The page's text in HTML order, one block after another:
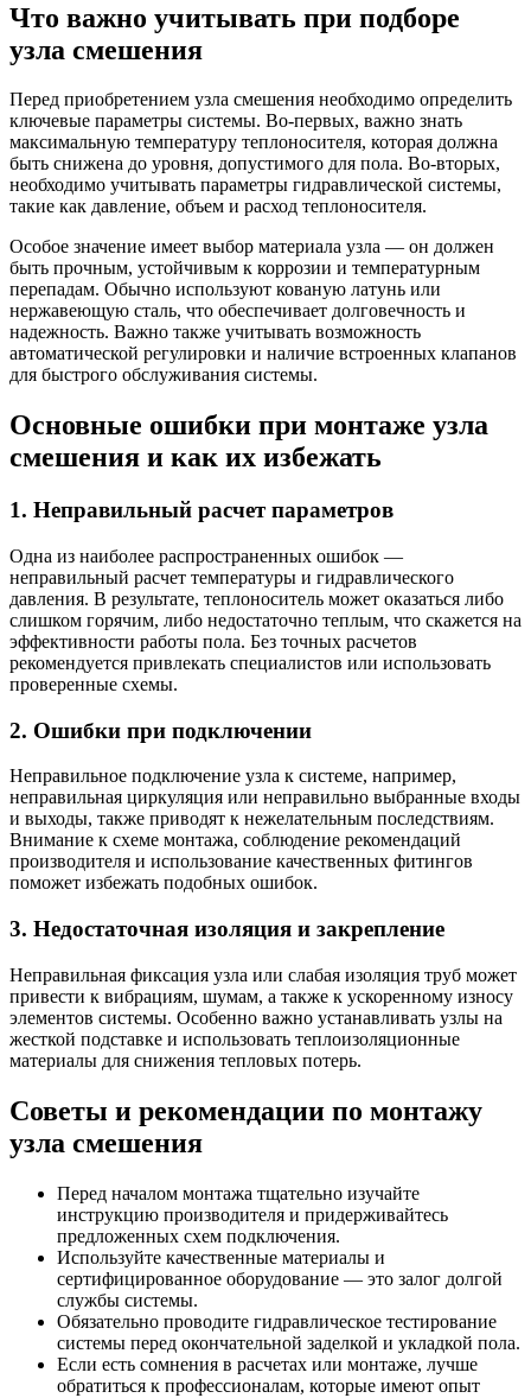
Что важно учитывать при подборе
узла смешения
Перед приобретением узла смешения необходимо определить
ключевые параметры системы. Во-первых, важно знать
максимальную температуру теплоносителя, которая должна
быть снижена до уровня, допустимого для пола. Во-вторых,
необходимо учитывать параметры гидравлической системы,
такие как давление, объем и расход теплоносителя.
Особое значение имеет выбор материала узла — он должен
быть прочным, устойчивым к коррозии и температурным
перепадам. Обычно используют кованую латунь или
нержавеющую сталь, что обеспечивает долговечность и
надежность. Важно также учитывать возможность
автоматической регулировки и наличие встроенных клапанов
для быстрого обслуживания системы.
Основные ошибки при монтаже узла
смешения и как их избежать
1. Неправильный расчет параметров
Одна из наиболее распространенных ошибок —
неправильный расчет температуры и гидравлического
давления. В результате, теплоноситель может оказаться либо
слишком горячим, либо недостаточно теплым, что скажется на
эффективности работы пола. Без точных расчетов
рекомендуется привлекать специалистов или использовать
проверенные схемы.
2. Ошибки при подключении
Неправильное подключение узла к системе, например,
неправильная циркуляция или неправильно выбранные входы
и выходы, также приводят к нежелательным последствиям.
Внимание к схеме монтажа, соблюдение рекомендаций
производителя и использование качественных фитингов
поможет избежать подобных ошибок.
3. Недостаточная изоляция и закрепление
Неправильная фиксация узла или слабая изоляция труб может
привести к вибрациям, шумам, а также к ускоренному износу
элементов системы. Особенно важно устанавливать узлы на
жесткой подставке и использовать теплоизоляционные
материалы для снижения тепловых потерь.
Советы и рекомендации по монтажу
узла смешения
Перед началом монтажа тщательно изучайте
инструкцию производителя и придерживайтесь
предложенных схем подключения.
Используйте качественные материалы и
сертифицированное оборудование — это залог долгой
службы системы.
Обязательно проводите гидравлическое тестирование
системы перед окончательной заделкой и укладкой пола.
Если есть сомнения в расчетах или монтаже, лучше
обратиться к профессионалам, которые имеют опыт